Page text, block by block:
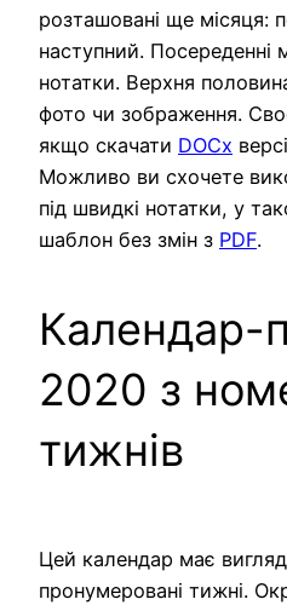
розташовані ще місяця:
наступний.
нотатки. Верхня
фото чи зображення.
якщо скачати DOCx
Можливо ви схочете
під швидкі нотатки, у
шаблон без змін з PDF.
Календар-
2020 з
тижнів
Цей календар має вигляд
пронумеровані тижні.